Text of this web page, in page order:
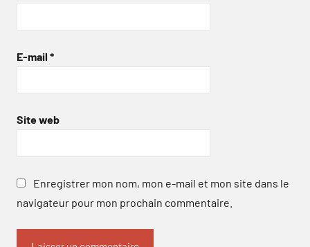
E-mail *
Site web
Enregistrer mon nom, mon e-mail et mon site dans le
navigateur pour mon prochain commentaire.